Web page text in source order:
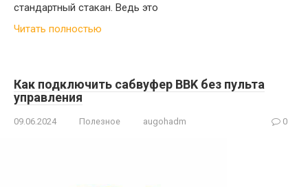
стандартный стакан. Ведь это
Читать полностью
Как подключить сабвуфер BBK без пульта
управления
09.06.2024 Полезное augohadm 0